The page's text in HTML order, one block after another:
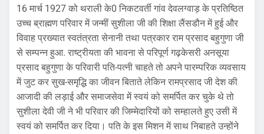
16 मार्च 1927 को थराली के0 निकटवर्ती गांव देवलग्वाड़ के प्रतिष्ठित
उच्च ब्राह्मण परिवार में जन्मीं सुशीला जी की शिक्षा लैंसडौन में हुई और
विवाह प्रख्यात स्वतंत्रता सेनानी तथा पत्रकार राम प्रसाद बहुगुणा जी
से सम्पन्न हुआ. राष्ट्रीयता की भावना से परिपूर्ण गढ़केसरी अनसूया
प्रसाद बहुगुणा के परिवारी पति-पत्नी चाहते तो अपने पारम्परिक व्यवसाय
में जुट कर सुख-समृद्धि का जीवन बिताते लेकिन रामप्रसाद जी देश की
आजादी की लड़ाई और समाजसेवा में स्वयं को समर्पित कर चुके थे तो
सुशीला देवी जी ने भी परिवार की जिम्मेदारियों को सम्हालते हुए उसी में
स्वयं को समर्पित कर दिया। पति के इस मिशन में साथ निबाहते उन्होंने